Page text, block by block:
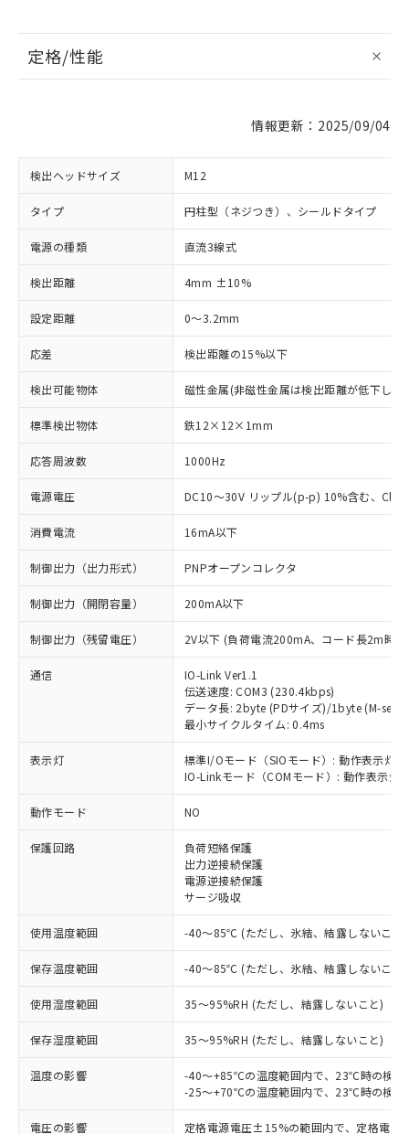
定格/性能
情報更新：2025/09/04
検出ヘッドサイズ M12
タイプ 円柱型（ネジつき）、シールドタイプ
電源の種類 直流3線式
検出距離 4mm ±10%
設定距離 0～3.2mm
応差 検出距離の15%以下
検出可能物体 磁性金属(非磁性金属は検出距離が低下しま
標準検出物体 鉄12×12×1mm
応答周波数 1000Hz
電源電圧 DC10～30V リップル(p-p) 10%含む、
消費電流 16mA以下
制御出力（出力形式） PNPオープンコレクタ
制御出力（開閉容量） 200mA以下
制御出力（残留電圧） 2V以下 (負荷電流200mA、コード長2m時)
通信
IO-Link Ver1.1
伝送速度: COM3 (230.4kbps)
データ長: 2byte (PDサイズ)/1byte (M-
最小サイクルタイム: 0.4ms
表示灯
標準I/Oモード（SIOモード）: 動作表示灯(
IO-Linkモード（COMモード）: 動作表示
動作モード NO
保護回路
負荷短絡保護
出力逆接続保護
電源逆接続保護
サージ吸収
使用温度範囲 -40～85℃ (ただし、氷結、結露しないこと)
保存温度範囲 -40～85℃ (ただし、氷結、結露しないこと)
使用湿度範囲 35～95%RH (ただし、結露しないこと)
保存湿度範囲 35～95%RH (ただし、結露しないこと)
温度の影響
-40～+85℃の温度範囲内で、23℃時の検
-25～+70℃の温度範囲内で、23℃時の検
電圧の影響 定格電源電圧±15%の範囲内で、定格電
ご利用条件
以下の条件をお読みいただき、同意のうえ
ご利用ください。
本サービスは、当社制御機器事業取扱
商品の当社在庫状況および標準価格
(税抜)を提供させていただくもので
当社制御機器事業取扱商品の中には、
本サービスの対象外となる商品もある
対応済み：EU RoHS指令（10物質）の
非含有に対応した製品が提供可能な商品で
対応予定：EU RoHS指令（10物質）の非含
有に対応した製品に切り替える予定のある
商品です。
対応予定なし：EU RoHS指令（10物質）の
非含有に非対応の商品で、対応品を出す予
調査・確認中：EU RoHS指令（10物質）の
非含有の対応状況を調査中または確認中の
非該当品：ライセンス料など無形物で、有
害物質有無と関係のない商品です。
仕入先様の事情により、非含有部品として
いたものが、含有品と判明した場合などや
※1 中国RoHS○×表
「○」：最大均質材料含有率が中国RoHSの
基準値以下であることを示します。
「×」：最大均質材料含有率が中国RoHSの
基準値を超えていることを示します。